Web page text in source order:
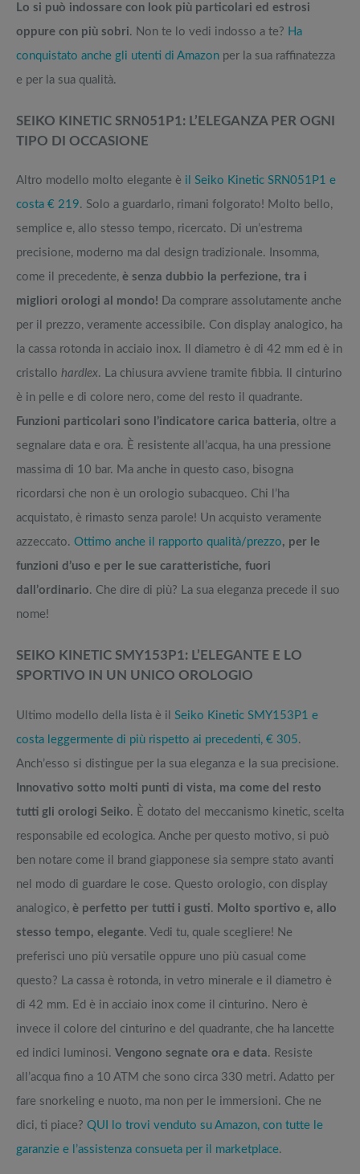
Lo si può indossare con look più particolari ed estrosi
oppure con più sobri. Non te lo vedi indosso a te? Ha
conquistato anche gli utenti di Amazon per la sua raffinatezza
e per la sua qualità.
SEIKO KINETIC SRN051P1: L’ELEGANZA PER OGNI
TIPO DI OCCASIONE
Altro modello molto elegante è il Seiko Kinetic SRN051P1 e
costa € 219. Solo a guardarlo, rimani folgorato! Molto bello,
semplice e, allo stesso tempo, ricercato. Di un’estrema
precisione, moderno ma dal design tradizionale. Insomma,
come il precedente, è senza dubbio la perfezione, tra i
migliori orologi al mondo! Da comprare assolutamente anche
per il prezzo, veramente accessibile. Con display analogico, ha
la cassa rotonda in acciaio inox. Il diametro è di 42 mm ed è in
cristallo hardlex. La chiusura avviene tramite fibbia. Il cinturino
è in pelle e di colore nero, come del resto il quadrante.
Funzioni particolari sono l’indicatore carica batteria, oltre a
segnalare data e ora. È resistente all’acqua, ha una pressione
massima di 10 bar. Ma anche in questo caso, bisogna
ricordarsi che non è un orologio subacqueo. Chi l’ha
acquistato, è rimasto senza parole! Un acquisto veramente
azzeccato. Ottimo anche il rapporto qualità/prezzo, per le
funzioni d’uso e per le sue caratteristiche, fuori
dall’ordinario. Che dire di più? La sua eleganza precede il suo
nome!
SEIKO KINETIC SMY153P1: L’ELEGANTE E LO
SPORTIVO IN UN UNICO OROLOGIO
Ultimo modello della lista è il Seiko Kinetic SMY153P1 e
costa leggermente di più rispetto ai precedenti, € 305.
Anch’esso si distingue per la sua eleganza e la sua precisione.
Innovativo sotto molti punti di vista, ma come del resto
tutti gli orologi Seiko. È dotato del meccanismo kinetic, scelta
responsabile ed ecologica. Anche per questo motivo, si può
ben notare come il brand giapponese sia sempre stato avanti
nel modo di guardare le cose. Questo orologio, con display
analogico, è perfetto per tutti i gusti. Molto sportivo e, allo
stesso tempo, elegante. Vedi tu, quale scegliere! Ne
preferisci uno più versatile oppure uno più casual come
questo? La cassa è rotonda, in vetro minerale e il diametro è
di 42 mm. Ed è in acciaio inox come il cinturino. Nero è
invece il colore del cinturino e del quadrante, che ha lancette
ed indici luminosi. Vengono segnate ora e data. Resiste
all’acqua fino a 10 ATM che sono circa 330 metri. Adatto per
fare snorkeling e nuoto, ma non per le immersioni. Che ne
dici, ti piace? QUI lo trovi venduto su Amazon, con tutte le
garanzie e l’assistenza consueta per il marketplace.